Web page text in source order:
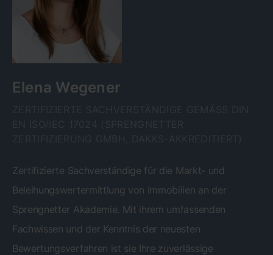
Elena Wegener
Zertifizierte Sachverständige für die Markt- und
Beleihungswertermittlung von Immobilien an der
Sprengnetter Akademie. Mit ihrem umfassenden
Fachwissen und der Kenntnis der neuesten
Bewertungsverfahren ist sie Ihre zuverlässige